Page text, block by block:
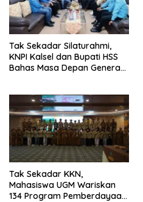
Tak Sekadar Silaturahmi,
KNPI Kalsel dan Bupati HSS
Bahas Masa Depan Generasi
Tak Sekadar KKN,
Mahasiswa UGM Wariskan
134 Program Pemberdayaan